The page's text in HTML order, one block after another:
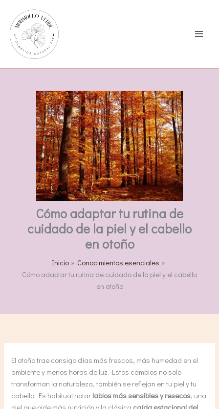
contenido
Cómo adaptar tu rutina de
cuidado de la piel y el cabello
en otoño
Inicio
Conocimientos esenciales
Cómo adaptar tu rutina de cuidado de la piel y el cabello
en otoño
El otoño trae consigo días más frescos, más humedad en el
ambiente y menos horas de luz. Estos cambios no solo
transforman la naturaleza, también se reflejan en tu piel y tu
cabello. Es habitual notar labios más sensibles y resecos, una